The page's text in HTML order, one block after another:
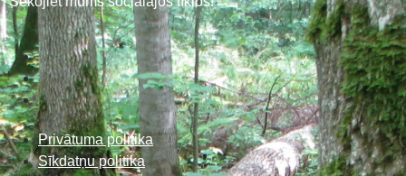
Privātuma politika
Sīkdatņu politika